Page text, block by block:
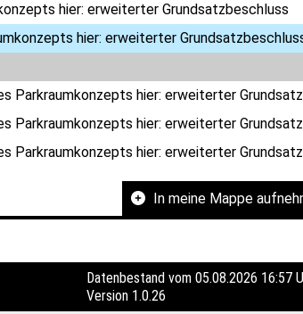
hier: erweiterter Grundsatzbeschluss
hier: erweiterter
Parkraumkonzepts hier: erweiterter
Parkraumkonzepts hier: erweiterter
Parkraumkonzepts hier: erweiterter
In meine Mappe
Datenbestand vom 05.08.2026 16:57
Version 1.0.26